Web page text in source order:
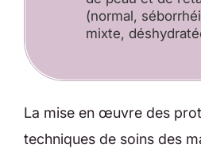
(normal,
mixte,
La mise en œuvre des
techniques de soins des